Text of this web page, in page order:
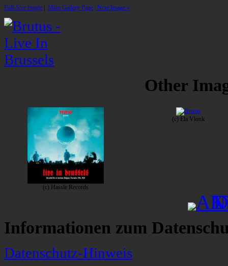
Full-Size Image Main Gallery Page | Next Image »
Other
(c) Hassle Records
(c) Ela Vlonk
Informationen zum
Datenschutz-Hinweis